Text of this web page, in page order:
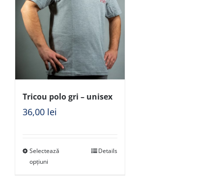
Tricou polo gri – unisex
36,00 lei
Selectează
opțiuni
Details